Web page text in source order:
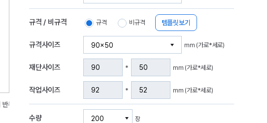
규격 / 비규격 규격 비규격 템플릿보기
규격사이즈 mm (가로*세로)
재단사이즈 * mm (가로*세로)
작업사이즈 * mm (가로*세로)
수량 장